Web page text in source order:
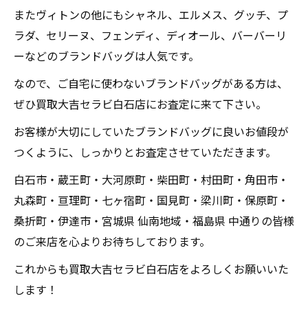
またヴィトンの他にもシャネル、エルメス、グッチ、プ
ラダ、セリーヌ、フェンディ、ディオール、バーバーリ
ーなどのブランドバッグは人気です。
なので、ご自宅に使わないブランドバッグがある方は、
ぜひ買取大吉セラビ白石店にお査定に来て下さい。
お客様が大切にしていたブランドバッグに良いお値段が
つくように、しっかりとお査定させていただきます。
白石市・蔵王町・大河原町・柴田町・村田町・角田市・
丸森町・亘理町・七ヶ宿町・国見町・梁川町・保原町・
桑折町・伊達市・宮城県 仙南地域・福島県 中通りの皆様
のご来店を心よりお待ちしております。
これからも買取大吉セラビ白石店をよろしくお願いいた
します！